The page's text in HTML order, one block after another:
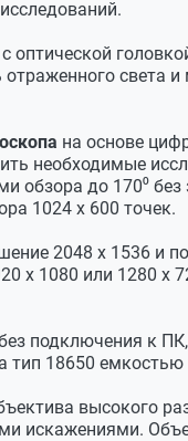
оптической
отраженного
на основе
необходимые
обзора до 170⁰
1024 х 600 точек.
2048 x 1536 и
x 1080 или 1280
подключения к
тип 18650
высокого
искажениями.
Ручная,
1 мм, с
±1⁰
в упаковке